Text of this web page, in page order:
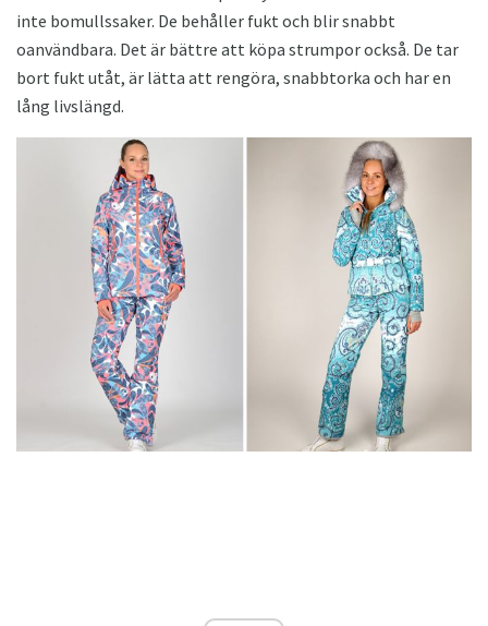
inte bomullssaker. De behåller fukt och blir snabbt
oanvändbara. Det är bättre att köpa strumpor också. De tar
bort fukt utåt, är lätta att rengöra, snabbtorka och har en
lång livslängd.